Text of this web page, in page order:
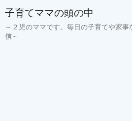
子育てママの頭の中
～２児のママです。毎日の子育てや家
信～